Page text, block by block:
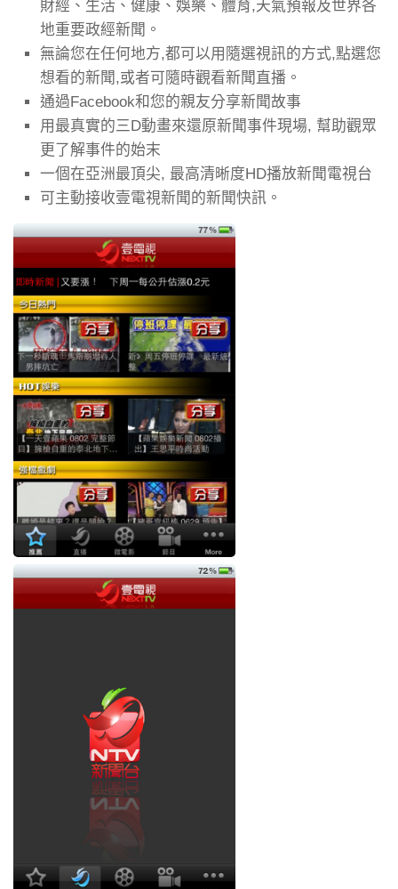
財經、生活、健康、娛樂、體育,天氣預報及世界各
地重要政經新聞。
無論您在任何地方,都可以用隨選視訊的方式,點選您
想看的新聞,或者可隨時觀看新聞直播。
通過Facebook和您的親友分享新聞故事
用最真實的三D動畫來還原新聞事件現場, 幫助觀眾
更了解事件的始末
一個在亞洲最頂尖, 最高清晰度HD播放新聞電視台
可主動接收壹電視新聞的新聞快訊。